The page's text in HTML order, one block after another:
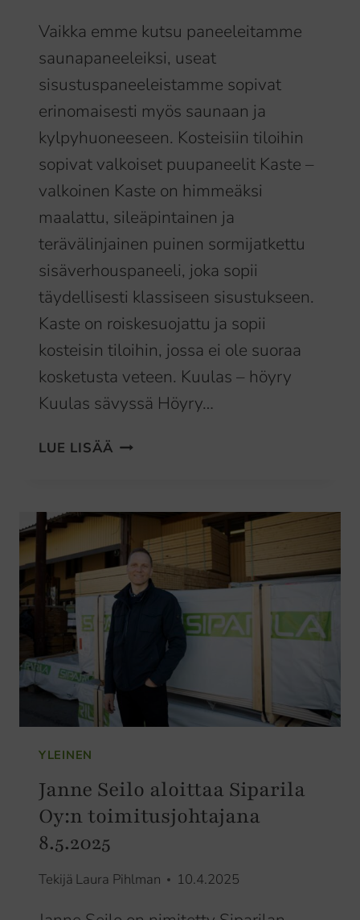
Vaikka emme kutsu paneeleitamme
saunapaneeleiksi, useat
sisustuspaneeleistamme sopivat
erinomaisesti myös saunaan ja
kylpyhuoneeseen. Kosteisiin tiloihin
sopivat valkoiset puupaneelit Kaste –
valkoinen Kaste on himmeäksi
maalattu, sileäpintainen ja
terävälinjainen puinen sormijatkettu
sisäverhouspaneeli, joka sopii
täydellisesti klassiseen sisustukseen.
Kaste on roiskesuojattu ja sopii
kosteisin tiloihin, jossa ei ole suoraa
kosketusta veteen. Kuulas – höyry
Kuulas sävyssä Höyry…
LUE LISÄÄ MITKÄ
TILOIHIN
JA
SAUNAAN?
YLEINEN
Janne Seilo aloittaa Siparila
Oy:n toimitusjohtajana
8.5.2025
Tekijä Laura Pihlman 10.4.2025